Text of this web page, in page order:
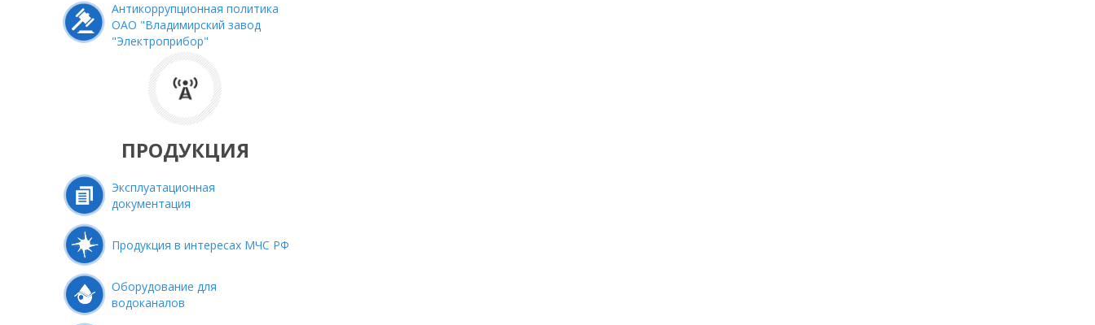
Антикоррупционная политика
ОАО "Владимирский завод
"Электроприбор"
ПРОДУКЦИЯ
Эксплуатационная
документация
Продукция в интересах МЧС РФ
Оборудование для
водоканалов